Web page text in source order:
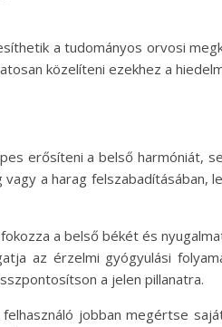
a tudományos orvosi
közelíteni ezekhez a
erősíteni a belső harmóniát,
a harag felszabadításában,
a belső békét és
az érzelmi gyógyulási
a jelen pillanatra.
jobban megértse